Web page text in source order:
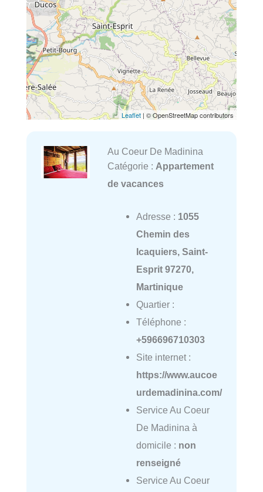
Leaflet | © OpenStreetMap contributors
Au Coeur De Madinina
Catégorie : Appartement
de vacances
Adresse : 1055
Chemin des
Icaquiers, Saint-
Esprit 97270,
Martinique
Quartier :
Téléphone :
+596696710303
Site internet :
https://www.aucoe
urdemadinina.com/
Service Au Coeur
De Madinina à
domicile : non
renseigné
Service Au Coeur